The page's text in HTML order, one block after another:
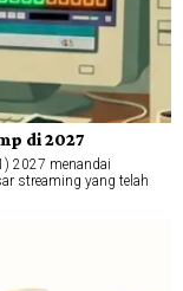
di 2027
2027 menandai
streaming yang telah